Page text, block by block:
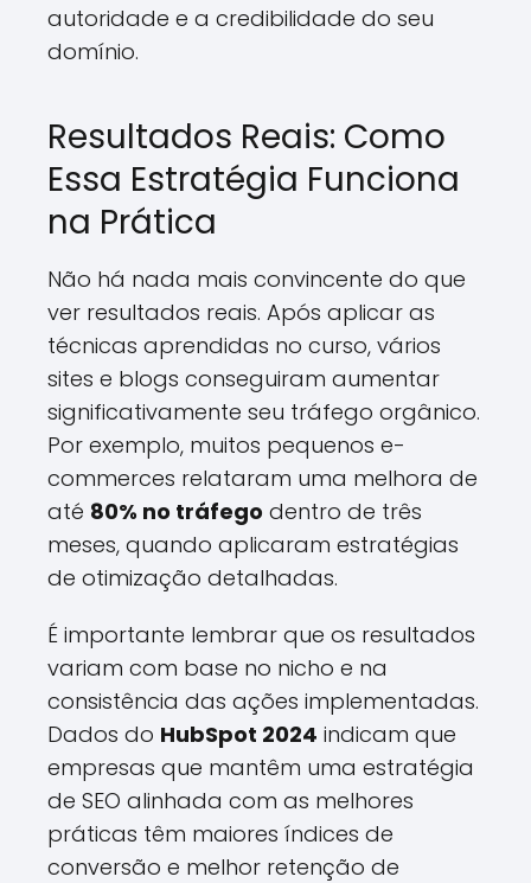
autoridade e a credibilidade do seu
domínio.
Resultados Reais: Como
Essa Estratégia Funciona
na Prática
Não há nada mais convincente do que
ver resultados reais. Após aplicar as
técnicas aprendidas no curso, vários
sites e blogs conseguiram aumentar
significativamente seu tráfego orgânico.
Por exemplo, muitos pequenos e-
commerces relataram uma melhora de
até 80% no tráfego dentro de três
meses, quando aplicaram estratégias
de otimização detalhadas.
É importante lembrar que os resultados
variam com base no nicho e na
consistência das ações implementadas.
Dados do HubSpot 2024 indicam que
empresas que mantêm uma estratégia
de SEO alinhada com as melhores
práticas têm maiores índices de
conversão e melhor retenção de